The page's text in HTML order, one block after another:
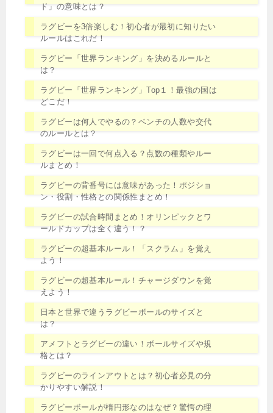
ド」の意味とは？
ラグビーを3倍楽しむ！初心者が最初に知りたい
ルールはこれだ！
ラグビー「世界ランキング」を決めるルールと
は？
ラグビー「世界ランキング」Top１！最強の国は
どこだ！
ラグビーは何人でやるの？ベンチの人数や交代
のルールとは？
ラグビーは一回で何点入る？点数の種類やルー
ルまとめ！
ラグビーの背番号には意味があった！ポジショ
ン・役割・性格との関係性まとめ！
ラグビーの試合時間まとめ！オリンピックとワ
ールドカップは全く違う！？
ラグビーの超基本ルール！「スクラム」を覚え
よう！
ラグビーの超基本ルール！チャージダウンを覚
えよう！
日本と世界で違うラグビーボールのサイズと
は？
アメフトとラグビーの違い！ボールサイズや規
格とは？
ラグビーのラインアウトとは？初心者必見の分
かりやすい解説！
ラグビーボールが楕円形なのはなぜ？驚愕の理